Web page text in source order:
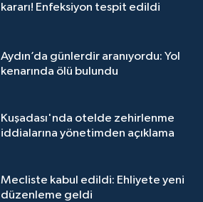
kararı! Enfeksiyon tespit edildi
Aydın’da günlerdir aranıyordu: Yol
kenarında ölü bulundu
Kuşadası'nda otelde zehirlenme
iddialarına yönetimden açıklama
Mecliste kabul edildi: Ehliyete yeni
düzenleme geldi